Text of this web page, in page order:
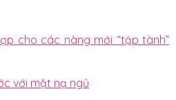
cho các nàng mới “tập tành”
với mặt nạ ngủ